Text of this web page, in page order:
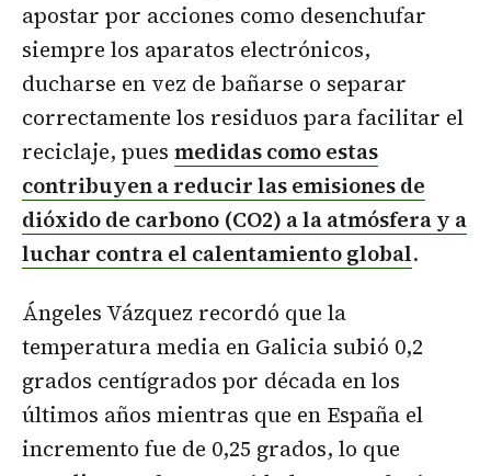
apostar por acciones como desenchufar
siempre los aparatos electrónicos,
ducharse en vez de bañarse o separar
correctamente los residuos para facilitar el
reciclaje, pues medidas como estas
contribuyen a reducir las emisiones de
dióxido de carbono (CO2) a la atmósfera y a
luchar contra el calentamiento global.
Ángeles Vázquez recordó que la
temperatura media en Galicia subió 0,2
grados centígrados por década en los
últimos años mientras que en España el
incremento fue de 0,25 grados, lo que